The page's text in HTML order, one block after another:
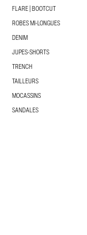
FLARE | BOOTCUT
ROBES MI-LONGUES
DENIM
JUPES-SHORTS
TRENCH
TAILLEURS
MOCASSINS
SANDALES